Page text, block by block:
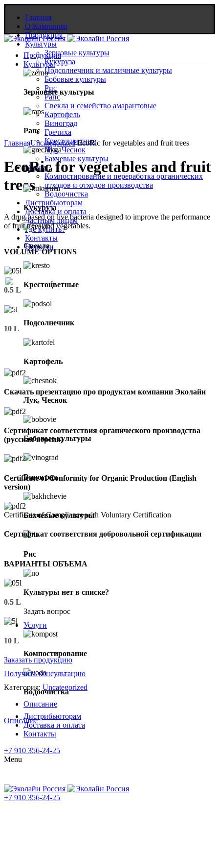
Главная
О Компании
Продукция
Культуры
Зерновые культуры
Кукуруза
Подсолнечник и масличные культуры
Бобовые культуры
Рис
Рапс
Свекла и семейство амарантовые
Картофель
Виноград
Гречиха
Крестоцветные
Лук, Чеснок
Бахчевые культуры
Услуги
Компостирование и переработка органических
отходов и отходов производства
Водоочистка
Дистрибьюторам
Доставка и оплата
Частным лицам
Где купить?
Контакты
Новости
info@eco-ric.com
Русский ▼
Продукция
Культуры
Зерновые культуры
Рапс
Гречиха
Кукуруза
Свекла
Крестоцветные
Подсолнечник
Картофель
Лук, Чеснок
Бобовые культуры
Виноград
Бахчевые культуры
Рис
Культуры нет в списке?
Задать вопрос
Услуги
Компостирование
Водоочистка
Дистрибьюторам
Доставка и оплата
Контакты
+7 910 356-24-25
Menu
+7 910 356-24-25
ГлавнаяUncategorizedEcoRic for vegetables and fruit trees
EcoRic for vegetables and fruit
trees
A drug based on live bacteria designed to improve the performance
of fruit trees and vegetables.
VOLUME OPTIONS
0.5 L
10 L
Скачать презентацию про продуктам компании Эколайн
Сертификат соответствия органического производства
(русская версия)
Certificate of Conformity for Organic Production (English
version)
Certificate of Compliance with Voluntary Certification
Сертификат соответствия добровольной сертификации
ВАРИАНТЫ ОБЪЕМА
0.5 L
10 L
Заказать продукцию
Получить консультацию
Категория: Uncategorized
Описание
Описание